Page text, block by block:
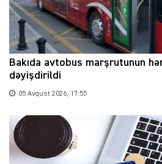
Bakıda avtobus marşrutunun
dəyişdirildi
05 Avqust 2026, 17:55